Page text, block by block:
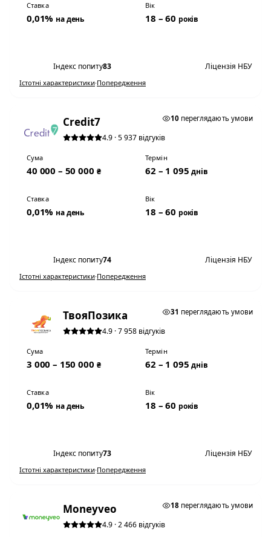
Ставка
0,01% на день
Вік
18 – 60 років
Індекс попиту83 Ліцензія НБУ
Істотні характеристики·Попередження
10переглядають умови
Credit7
4.9 · 5 937 відгуків
Сума
40 000 – 50 000 ₴
Термін
62 – 1 095днів
Ставка
0,01% на день
Вік
18 – 60 років
Індекс попиту74 Ліцензія НБУ
Істотні характеристики·Попередження
31 переглядають умови
ТвояПозика
4.9 · 7 958 відгуків
Сума
3 000 – 150 000 ₴
Термін
62 – 1 095днів
Ставка
0,01% на день
Вік
18 – 60 років
Індекс попиту73 Ліцензія НБУ
Істотні характеристики·Попередження
18переглядають умови
Moneyveo
4.9 · 2 466 відгуків